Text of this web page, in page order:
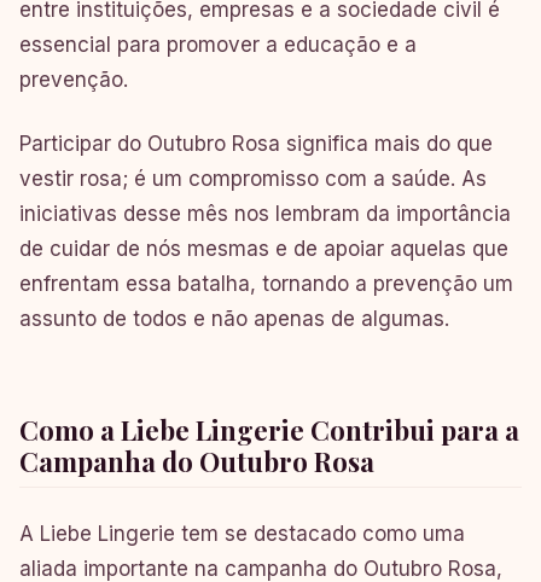
entre instituições, empresas e a sociedade civil é
essencial para promover a educação e a
prevenção.
Participar do Outubro Rosa significa mais do que
vestir rosa; é um compromisso com a saúde. As
iniciativas desse mês nos lembram da importância
de cuidar de nós mesmas e de apoiar aquelas que
enfrentam essa batalha, tornando a prevenção um
assunto de todos e não apenas de algumas.
Como a Liebe Lingerie Contribui para a
Campanha do Outubro Rosa
A Liebe Lingerie tem se destacado como uma
aliada importante na campanha do Outubro Rosa,